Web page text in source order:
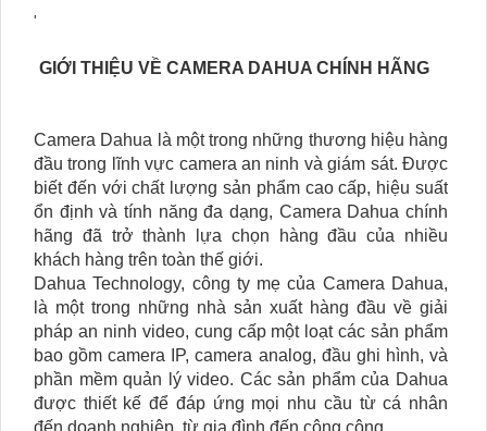
'
GIỚI THIỆU VỀ CAMERA DAHUA CHÍNH HÃNG
Camera Dahua là một trong những thương hiệu hàng
đầu trong lĩnh vực camera an ninh và giám sát. Được
biết đến với chất lượng sản phẩm cao cấp, hiệu suất
ổn định và tính năng đa dạng, Camera Dahua chính
hãng đã trở thành lựa chọn hàng đầu của nhiều
khách hàng trên toàn thế giới.
Dahua Technology, công ty mẹ của Camera Dahua,
là một trong những nhà sản xuất hàng đầu về giải
pháp an ninh video, cung cấp một loạt các sản phẩm
bao gồm camera IP, camera analog, đầu ghi hình, và
phần mềm quản lý video. Các sản phẩm của Dahua
được thiết kế để đáp ứng mọi nhu cầu từ cá nhân